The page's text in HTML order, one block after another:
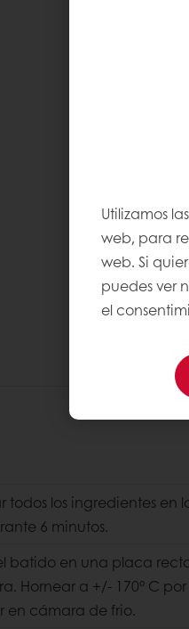
todos los ingredientes
6 minutos.
batido en una placa
Hornear a +/- 170° C
en cámara de frio.
Utilizamos
web, para
web. Si
puedes ver
el